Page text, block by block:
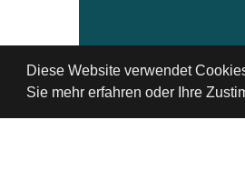
Diese Website verwendet
Sie mehr erfahren oder Ihre